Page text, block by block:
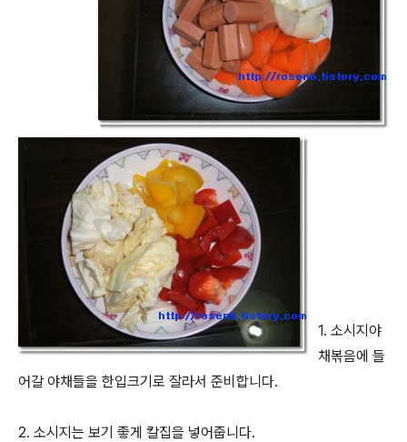
1. 소시지야
채볶음에 들
어갈 야채들을 한입크기로 잘라서 준비합니다.
2. 소시지는 보기 좋게 칼집을 넣어줍니다.